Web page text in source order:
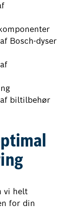
Bosch-dyser
biltilbehør
vi helt
for din